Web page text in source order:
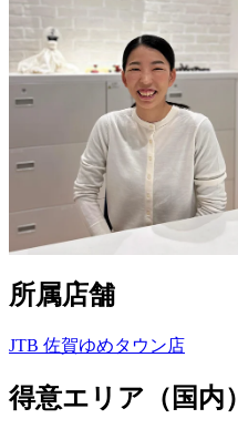
所属店舗
JTB 佐賀ゆめタウン店
得意エリア（国内）